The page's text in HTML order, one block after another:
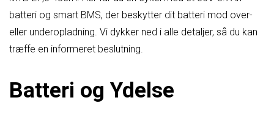
batteri og smart BMS, der beskytter dit batteri mod over-
eller underopladning. Vi dykker ned i alle detaljer, så du kan
træffe en informeret beslutning.
Batteri og Ydelse